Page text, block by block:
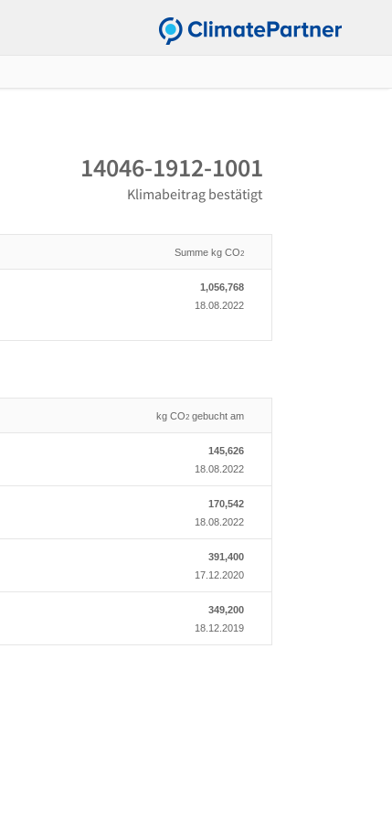
14046-1912-1001
Klimabeitrag bestätigt
Summe kg CO2
1,056,768
18.08.2022
kg CO2 gebucht am
145,626
18.08.2022
170,542
18.08.2022
391,400
17.12.2020
349,200
18.12.2019